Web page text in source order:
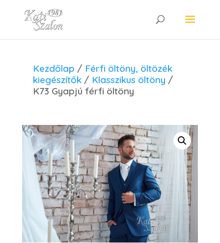
Kezdőlap / Férfi öltöny, öltözék
kiegészítők / Klasszikus öltöny /
K73 Gyapjú férfi öltöny